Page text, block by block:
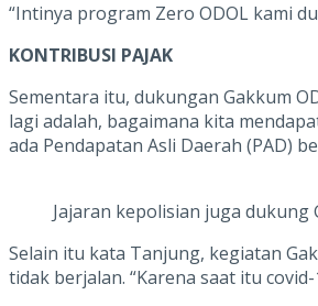
“Intinya program Zero ODOL kami
KONTRIBUSI PAJAK
Sementara itu, dukungan Gakkum
lagi adalah, bagaimana kita
ada Pendapatan Asli Daerah (PAD)
Jajaran kepolisian juga dukung
Selain itu kata Tanjung, kegiatan
tidak berjalan. “Karena saat itu